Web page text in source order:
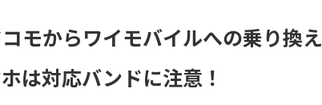
コモからワイモバイルへの乗り換え
は対応バンドに注意！